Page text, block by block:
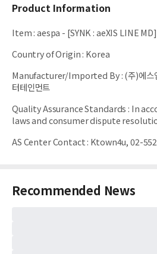
Product Information
Item:aespa - [SYNK : aeXIS LINE
Country of Origin: Korea
Manufacturer/Imported By:(주)에스
터테인먼트
Quality Assurance Standards : In
laws and consumer dispute
AS Center Contact: Ktown4u, 02-
Recommended News